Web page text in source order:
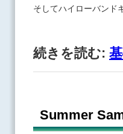
そしてハイローバンド
続きを読む:
Summer